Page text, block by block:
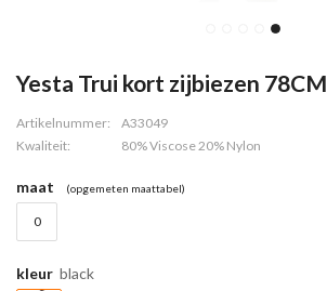
Yesta Trui kort zijbiezen 78CM
Artikelnummer:
A33049
Kwaliteit:
80% Viscose 20% Nylon
maat (opgemeten maattabel)
0
kleur black